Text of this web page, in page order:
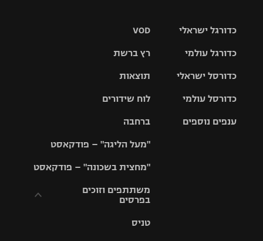
VOD
רץ ברשת
תוצאות
לוח שידורים
ברחבה
"מעל הליגה" – פודקאסט
"מחצית בשכונה" – פודקאסט
משתתפים וזוכים
בפרסים
טניס
כדורגל ישראלי
גביע הטוטו
כדורגל עולמי
האלופות
ליגה
כדורסל ישראלי
סל
כדורסל עולמי
ענפים נוספים